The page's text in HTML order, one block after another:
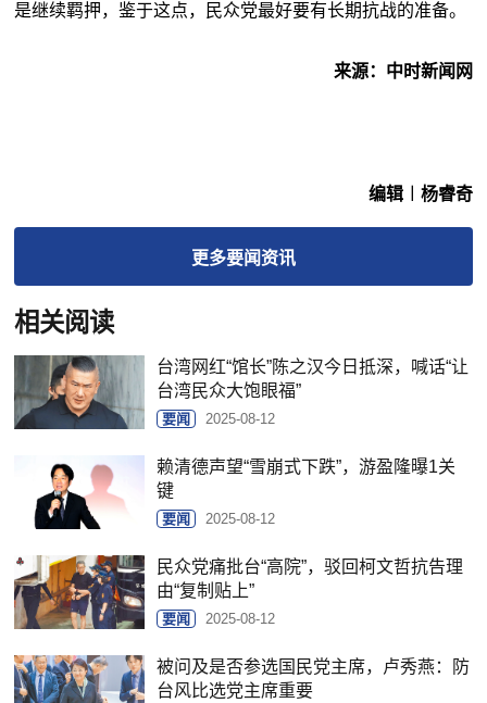
是继续羁押，鉴于这点，民众党最好要有长期抗战的准备。
来源：中时新闻网
编辑︱杨睿奇
更多要闻资讯
相关阅读
台湾网红“馆长”陈之汉今日抵深，喊话“让
台湾民众大饱眼福”
要闻 2025-08-12
赖清德声望“雪崩式下跌”，游盈隆曝1关
键
要闻 2025-08-12
民众党痛批台“高院”，驳回柯文哲抗告理
由“复制贴上”
要闻 2025-08-12
被问及是否参选国民党主席，卢秀燕：防
台风比选党主席重要